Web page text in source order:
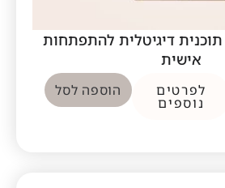
דיגיטלית להתפתחות
אישית
לפרטים
נוספים
הוספה לסל